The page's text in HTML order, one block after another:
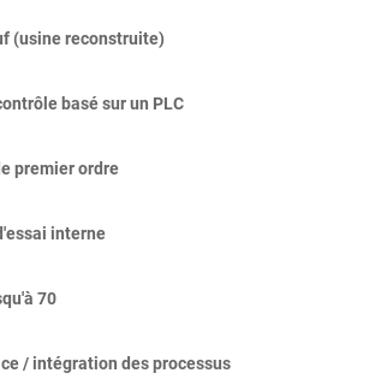
(usine reconstruite)
basé sur un PLC
premier ordre
interne
70
/ intégration des processus